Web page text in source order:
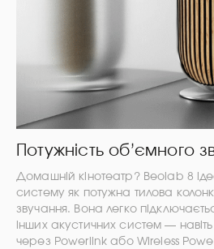
Потужність об’ємного
Домашній кінотеатр? Beolab 8
систему як потужна тилова
звучання. Вона легко
інших акустичних систем —
через Powerlink або Wireless